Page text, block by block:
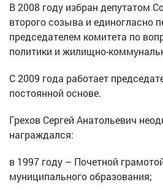
В 2008 году избран депутатом
второго созыва и единогласно
председателем комитета по
политики и жилищно-
С 2009 года работает
постоянной основе.
Грехов Сергей Анатольевич
награждался:
в 1997 году – Почетной
муниципального образования;